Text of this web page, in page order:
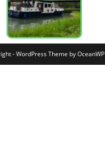
- WordPress Theme by OceanWP